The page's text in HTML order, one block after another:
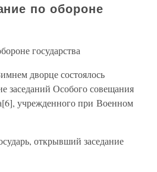
по обороне
государства
дворце состоялось
заседаний Особого совещания
учрежденного при Военном
открывший заседание